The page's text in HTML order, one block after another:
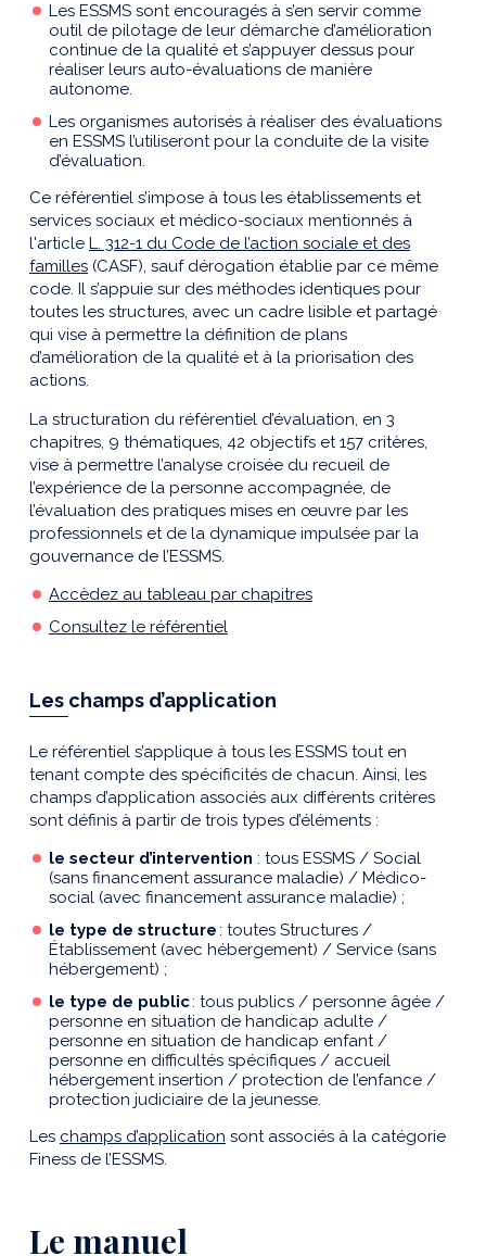
Les ESSMS sont encouragés à s’en servir comme
outil de pilotage de leur démarche d’amélioration
continue de la qualité et s’appuyer dessus pour
réaliser leurs auto-évaluations de manière
autonome.
Les organismes autorisés à réaliser des évaluations
en ESSMS l’utiliseront pour la conduite de la visite
d’évaluation.
Ce référentiel s’impose à tous les établissements et
services sociaux et médico-sociaux mentionnés à
l'article L. 312-1 du Code de l’action sociale et des
familles (CASF), sauf dérogation établie par ce même
code. Il s’appuie sur des méthodes identiques pour
toutes les structures, avec un cadre lisible et partagé
qui vise à permettre la définition de plans
d’amélioration de la qualité et à la priorisation des
actions.
La structuration du référentiel d’évaluation, en 3
chapitres, 9 thématiques, 42 objectifs et 157 critères,
vise à permettre l’analyse croisée du recueil de
l’expérience de la personne accompagnée, de
l’évaluation des pratiques mises en œuvre par les
professionnels et de la dynamique impulsée par la
gouvernance de l’ESSMS.
Accèdez au tableau par chapitres
Consultez le référentiel
Les champs d’application
Le référentiel s’applique à tous les ESSMS tout en
tenant compte des spécificités de chacun. Ainsi, les
champs d’application associés aux différents critères
sont définis à partir de trois types d’éléments :
le secteur d’intervention : tous ESSMS / Social
(sans financement assurance maladie) / Médico-
social (avec financement assurance maladie) ;
le type de structure: toutes Structures /
Établissement (avec hébergement) / Service (sans
hébergement) ;
le type de public: tous publics / personne âgée /
personne en situation de handicap adulte /
personne en situation de handicap enfant /
personne en difficultés spécifiques / accueil
hébergement insertion / protection de l’enfance /
protection judiciaire de la jeunesse.
Les champs d’application sont associés à la catégorie
Finess de l’ESSMS.
Le manuel